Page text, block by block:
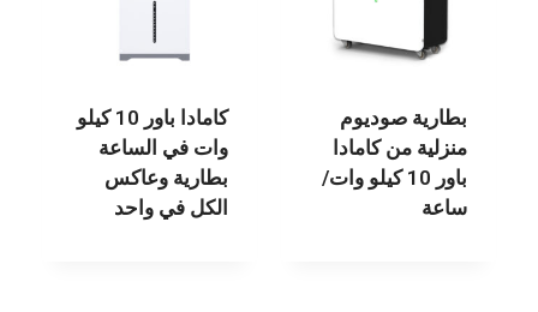
بطارية صوديوم
منزلية من كامادا
باور 10 كيلو وات/
ساعة
كامادا باور 10 كيلو
وات في الساعة
بطارية وعاكس
الكل في واحد